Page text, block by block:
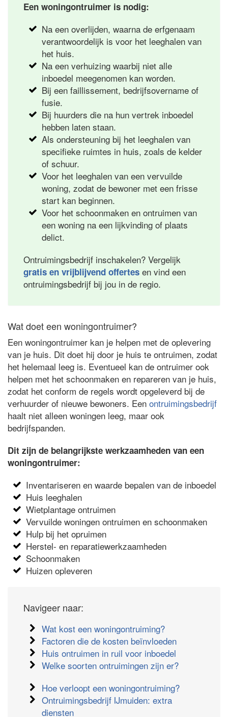
Een woningontruimer is nodig:
Na een overlijden, waarna de erfgenaam
verantwoordelijk is voor het leeghalen van
het huis.
Na een verhuizing waarbij niet alle
inboedel meegenomen kan worden.
Bij een faillissement, bedrijfsovername of
fusie.
Bij huurders die na hun vertrek inboedel
hebben laten staan.
Als ondersteuning bij het leeghalen van
specifieke ruimtes in huis, zoals de kelder
of schuur.
Voor het leeghalen van een vervuilde
woning, zodat de bewoner met een frisse
start kan beginnen.
Voor het schoonmaken en ontruimen van
een woning na een lijkvinding of plaats
delict.
Ontruimingsbedrijf inschakelen? Vergelijk
gratis en vrijblijvend offertes en vind een
ontruimingsbedrijf bij jou in de regio.
Wat doet een woningontruimer?
Een woningontruimer kan je helpen met de oplevering
van je huis. Dit doet hij door je huis te ontruimen, zodat
het helemaal leeg is. Eventueel kan de ontruimer ook
helpen met het schoonmaken en repareren van je huis,
zodat het conform de regels wordt opgeleverd bij de
verhuurder of nieuwe bewoners. Een ontruimingsbedrijf
haalt niet alleen woningen leeg, maar ook
bedrijfspanden.
Dit zijn de belangrijkste werkzaamheden van een
woningontruimer:
Inventariseren en waarde bepalen van de inboedel
Huis leeghalen
Wietplantage ontruimen
Vervuilde woningen ontruimen en schoonmaken
Hulp bij het opruimen
Herstel- en reparatiewerkzaamheden
Schoonmaken
Huizen opleveren
Navigeer naar:
Wat kost een woningontruiming?
Factoren die de kosten beïnvloeden
Huis ontruimen in ruil voor inboedel
Welke soorten ontruimingen zijn er?
Hoe verloopt een woningontruiming?
Ontruimingsbedrijf IJmuiden: extra
diensten